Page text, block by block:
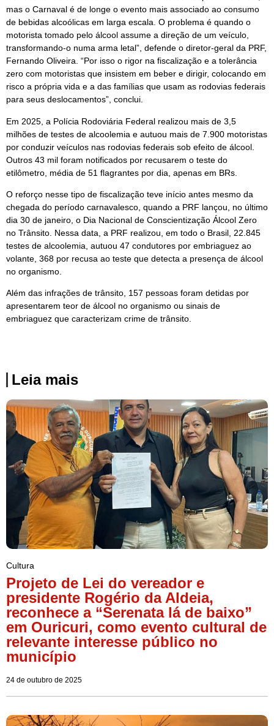
mas o Carnaval é de longe o evento mais associado ao consumo
de bebidas alcoólicas em larga escala. O problema é quando o
motorista tomado pelo álcool assume a direção de um veículo,
transformando-o numa arma letal”, defende o diretor-geral da PRF,
Fernando Oliveira. “Por isso o rigor na fiscalização e a tolerância
zero com motoristas que insistem em beber e dirigir, colocando em
risco a própria vida e a das famílias que usam as rodovias federais
para seus deslocamentos”, conclui.
Em 2025, a Polícia Rodoviária Federal realizou mais de 3,5
milhões de testes de alcoolemia e autuou mais de 7.900 motoristas
por conduzir veículos nas rodovias federais sob efeito de álcool.
Outros 43 mil foram notificados por recusarem o teste do
etilômetro, média de 51 flagrantes por dia, apenas em BRs.
O reforço nesse tipo de fiscalização teve início antes mesmo da
chegada do período carnavalesco, quando a PRF lançou, no último
dia 30 de janeiro, o Dia Nacional de Conscientização Álcool Zero
no Trânsito. Nessa data, a PRF realizou, em todo o Brasil, 22.845
testes de alcoolemia, autuou 47 condutores por embriaguez ao
volante, 368 por recusa ao teste que detecta a presença de álcool
no organismo.
Além das infrações de trânsito, 157 pessoas foram detidas por
apresentarem teor de álcool no organismo ou sinais de
embriaguez que caracterizam crime de trânsito.
Leia mais
Cultura
Projeto de Lei do vereador e
presidente Rogério da Aldeia,
reconhece a “Serenata lá de baixo”
em Ouricuri, como evento cultural de
relevante interesse público no
município
24 de outubro de 2025